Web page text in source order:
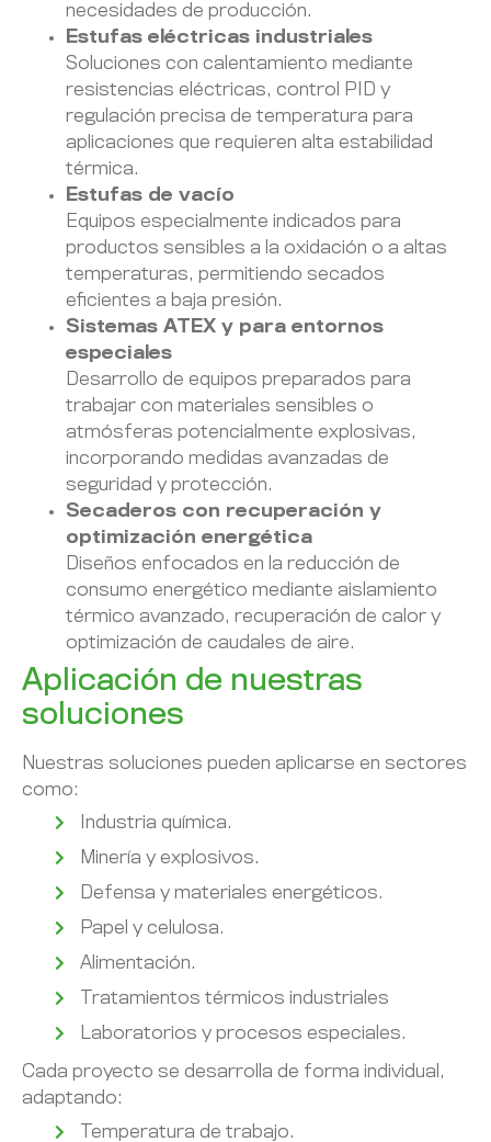
necesidades de producción.
Estufas eléctricas industriales
Soluciones con calentamiento mediante
resistencias eléctricas, control PID y
regulación precisa de temperatura para
aplicaciones que requieren alta estabilidad
térmica.
Estufas de vacío
Equipos especialmente indicados para
productos sensibles a la oxidación o a altas
temperaturas, permitiendo secados
eficientes a baja presión.
Sistemas ATEX y para entornos
especiales
Desarrollo de equipos preparados para
trabajar con materiales sensibles o
atmósferas potencialmente explosivas,
incorporando medidas avanzadas de
seguridad y protección.
Secaderos con recuperación y
optimización energética
Diseños enfocados en la reducción de
consumo energético mediante aislamiento
térmico avanzado, recuperación de calor y
optimización de caudales de aire.
Aplicación de nuestras
soluciones
Nuestras soluciones pueden aplicarse en sectores
como:
Industria química.
Minería y explosivos.
Defensa y materiales energéticos.
Papel y celulosa.
Alimentación.
Tratamientos térmicos industriales
Laboratorios y procesos especiales.
Cada proyecto se desarrolla de forma individual,
adaptando:
Temperatura de trabajo.